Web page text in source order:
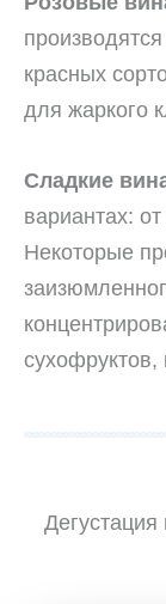
красных
для жаркого
Сладкие
вариантах:
Некоторые
сухофруктов,